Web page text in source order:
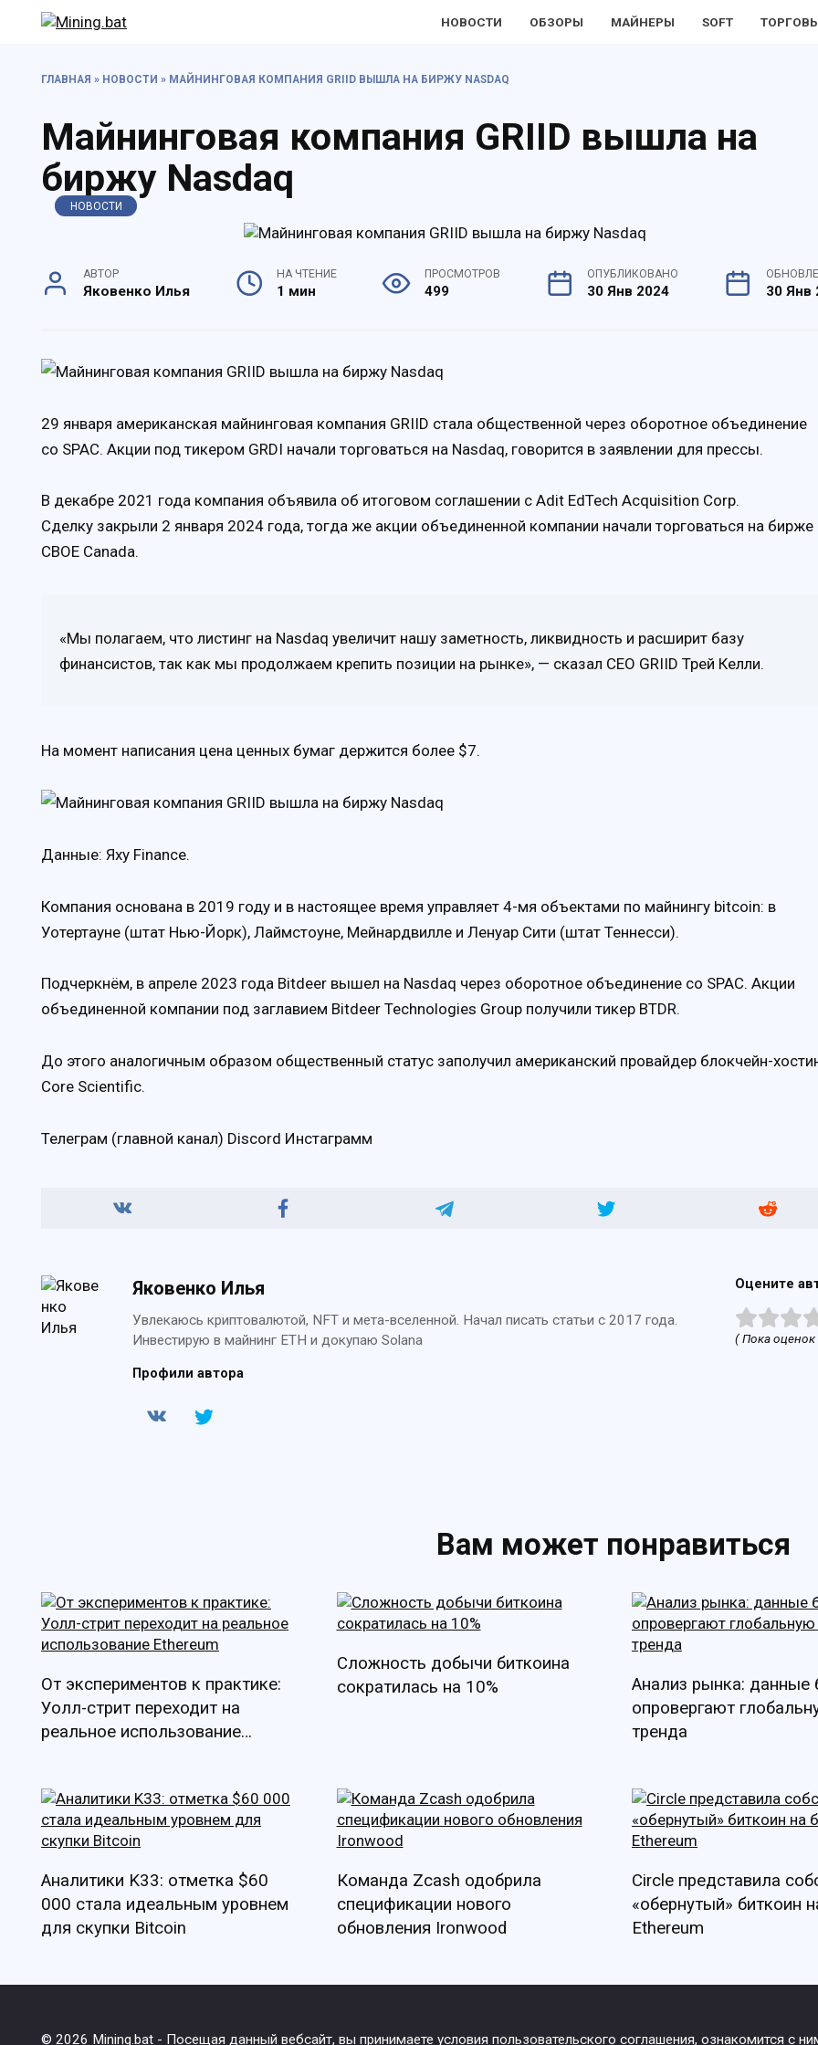
Перейти
НОВОСТИ ОБЗОРЫ МАЙНЕРЫ SOFT
ГЛАВНАЯ » НОВОСТИ » МАЙНИНГОВАЯ КОМПАНИЯ GRIID ВЫШЛА НА БИРЖУ NASDAQ
Майнинговая компания GRIID вышла на
биржу Nasdaq
НОВОСТИ
АВТОР
Яковенко Илья
НА ЧТЕНИЕ
1 мин
ПРОСМОТРОВ
499
ОПУБЛИКОВАНО
30 Янв 2024 30 Янв
29 января американская майнинговая компания GRIID стала общественной через оборотное объединение
со SPAC. Акции под тикером GRDI начали торговаться на Nasdaq, говорится в заявлении для прессы.
В декабре 2021 года компания объявила об итоговом соглашении с Adit EdTech Acquisition Corp.
Сделку закрыли 2 января 2024 года, тогда же акции объединенной компании начали торговаться на бирже
CBOE Canada.
«Мы полагаем, что листинг на Nasdaq увеличит нашу заметность, ликвидность и расширит базу
финансистов, так как мы продолжаем крепить позиции на рынке», — сказал CEO GRIID Трей Келли.
На момент написания цена ценных бумаг держится более $7.
Данные: Яху Finance.
Компания основана в 2019 году и в настоящее время управляет 4-мя объектами по майнингу bitcoin: в
Уотертауне (штат Нью-Йорк), Лаймстоуне, Мейнардвилле и Ленуар Сити (штат Теннесси).
Подчеркнём, в апреле 2023 года Bitdeer вышел на Nasdaq через оборотное объединение со SPAC. Акции
объединенной компании под заглавием Bitdeer Technologies Group получили тикер BTDR.
До этого аналогичным образом общественный статус заполучил американский провайдер блокчейн-
Core Scientific.
Телеграм (главной канал) Discord Инстаграмм
Яковенко Илья
Увлекаюсь криптовалютой, NFT и мета-вселенной. Начал писать статьи с 2017 года.
Инвестирую в майнинг ETH и докупаю Solana
Профили автора
Оцените
( Пока оценок
Вам может понравиться
От экспериментов к практике:
Уолл-стрит переходит на
реальное использование
Сложность добычи биткоина
сократилась на 10%
Анализ рынка: данные
опровергают
тренда
Аналитики K33: отметка $60
000 стала идеальным уровнем
для скупки Bitcoin
Команда Zcash одобрила
спецификации нового
обновления Ironwood
Circle представила
«обернутый» биткоин
Ethereum
© 2026 Mining.bat - Посещая данный вебсайт, вы принимаете условия пользовательского соглашения, ознакомится с